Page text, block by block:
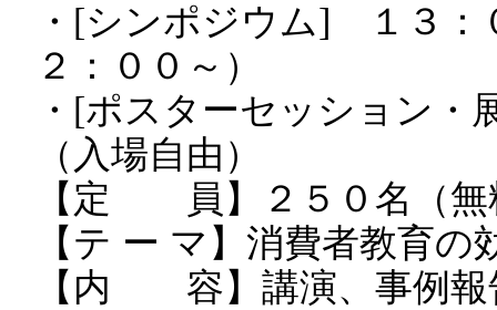
・[シンポジウム] １３：
２：００～）
・[ポスターセッション
（入場自由）
【定 員】２５０名（無
【テ ー マ】消費者教育
【内 容】講演、事例報